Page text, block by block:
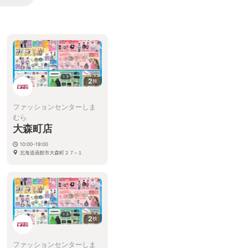
2枚
ファッションセンターしま
むら
大森町店
10:00-19:00
北海道函館市大森町２７−１
2枚
ファッションセンターしま